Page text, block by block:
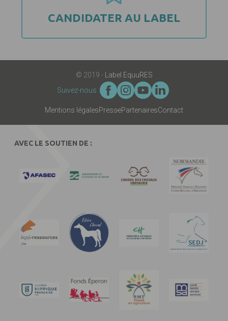
CANDIDATER AU LABEL
© 2019 -
Label EquuRES
Suivez-nous :
Mentions légalesPressePartenairesContact
AVEC LE SOUTIEN DE :